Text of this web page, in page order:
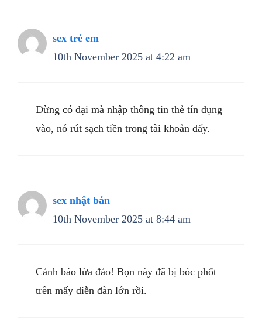
sex trẻ em
10th November 2025 at 4:22 am
Đừng có dại mà nhập thông tin thẻ tín dụng
vào, nó rút sạch tiền trong tài khoản đấy.
sex nhật bản
10th November 2025 at 8:44 am
Cảnh báo lừa đảo! Bọn này đã bị bóc phốt
trên mấy diễn đàn lớn rồi.